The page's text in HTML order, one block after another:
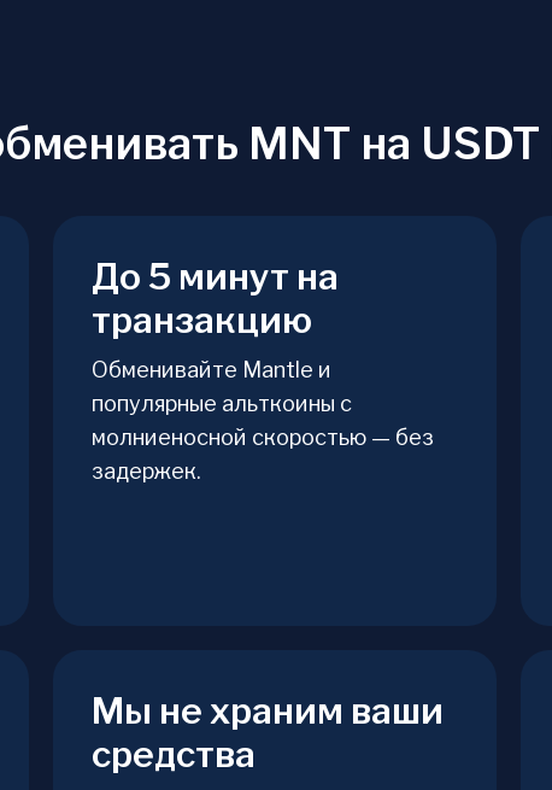
MNT на
До 5 минут на
транзакцию
Обменивайте Mantle и
популярные альткоины с
молниеносной скоростью — без
задержек.
Мы не храним ваши
средства